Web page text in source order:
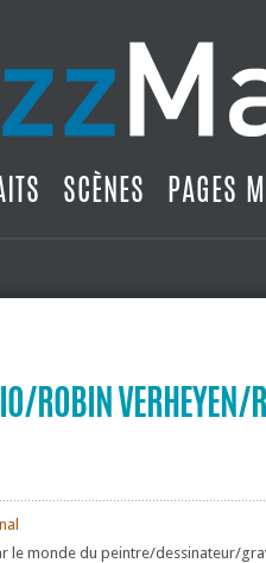
SCÈNES PAGES
ROBIN
le monde du peintre/dessinateur/